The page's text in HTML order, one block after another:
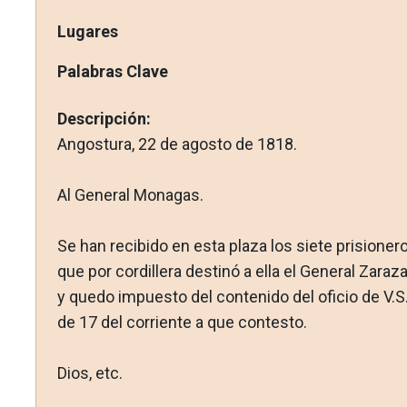
Lugares
Palabras Clave
Descripción:
Angostura, 22 de agosto de 1818.
Al General Monagas.
Se han recibido en esta plaza los siete
que por cor­dillera destinó a ella el General
y quedo impuesto del contenido del oficio de
de 17 del corriente a que contesto.
Dios, etc.